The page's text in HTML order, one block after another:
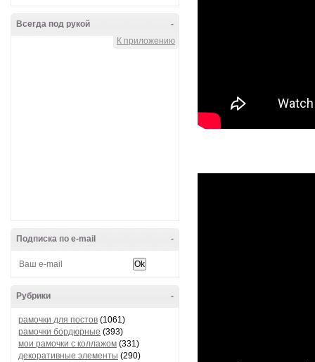
-
Всегда под рукой
К приложению
-
Подписка по e-mail
-
Рубрики
рамочки для постов (1061)
рамочки бордюрные (393)
мои рамочки с коллажом (331)
декоративные элементы (290)